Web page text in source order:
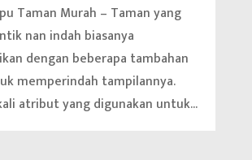
Taman Murah – Taman yang
nan indah biasanya
dengan beberapa tambahan
memperindah tampilannya.
atribut yang digunakan untuk...